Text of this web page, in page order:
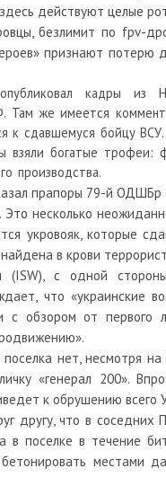
действуют целые
безлимит по fpv-
признают
кадры
Там же имеется
сдавшемуся бойцу ВСУ.
взяли богатые
производства.
прапоры 79-й
несколько
укровояк, которые
в крови
(ISW), с одной
что «украинские
с обзором от первого
нет, несмотря
«генерал 200».
к обрушению всего
другу, что в соседних
в поселке в течение
местами